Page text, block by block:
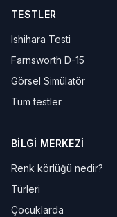
TESTLER
Ishihara Testi
Farnsworth D-15
Görsel Simülatör
Tüm testler
BILGI MERKEZI
Renk körlüğü nedir?
Türleri
Çocuklarda